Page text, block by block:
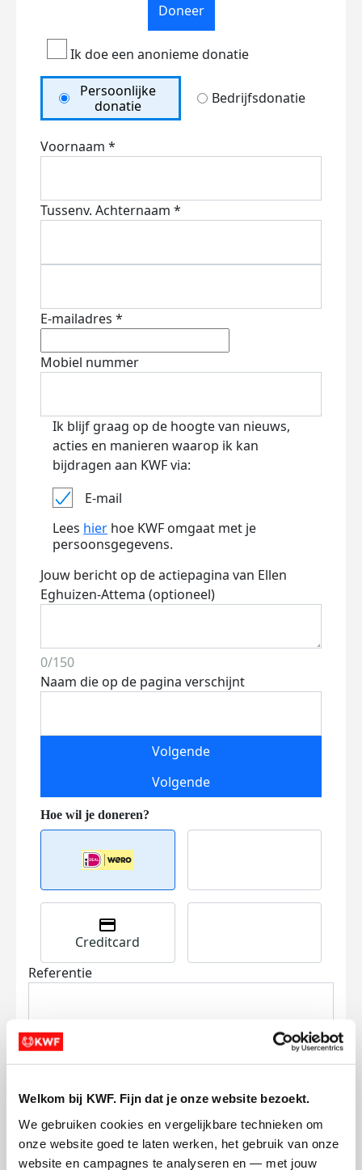
Welkom bij KWF. Fijn dat je onze website bezoekt.
We gebruiken cookies en vergelijkbare technieken om
onze website goed te laten werken, het gebruik van onze
website en campagnes te analyseren en — met jouw
Doneer
Ik doe een anonieme donatie
Persoonlijke
donatie
Bedrijfsdonatie
Voornaam *
Tussenv. Achternaam *
E-mailadres *
Mobiel nummer
Ik blijf graag op de hoogte van nieuws,
acties en manieren waarop ik kan
bijdragen aan KWF via:
E-mail
Lees hier hoe KWF omgaat met je
persoonsgegevens.
Jouw bericht op de actiepagina van Ellen
Eghuizen-Attema (optioneel)
0/150
Naam die op de pagina verschijnt
Volgende
Volgende
Creditcard
Referentie
Ik wil bijdragen aan de transactiekosten
en betaal €0.75 extra.